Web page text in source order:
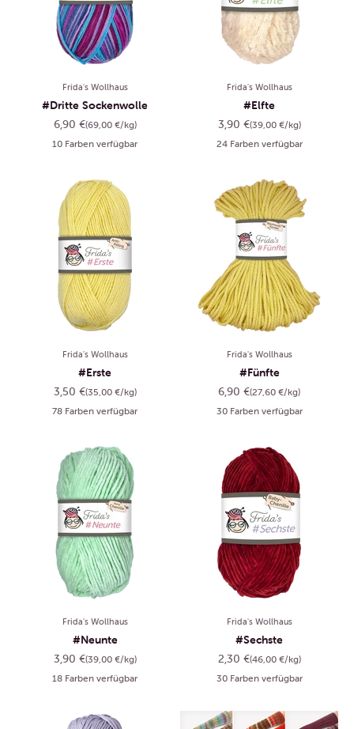
Frida's Wollhaus
#Dritte Sockenwolle
Angebot
6,90 €(69,00 €/kg)
10 Farben verfügbar
Frida's Wollhaus
#Elfte
Angebot
3,90 €(39,00 €/kg)
24 Farben verfügbar
Frida's Wollhaus
#Erste
Angebot
3,50 €(35,00 €/kg)
78 Farben verfügbar
Frida's Wollhaus
#Fünfte
Angebot
6,90 €(27,60 €/kg)
30 Farben verfügbar
Frida's Wollhaus
#Neunte
Angebot
3,90 €(39,00 €/kg)
18 Farben verfügbar
Frida's Wollhaus
#Sechste
Angebot
2,30 €(46,00 €/kg)
30 Farben verfügbar